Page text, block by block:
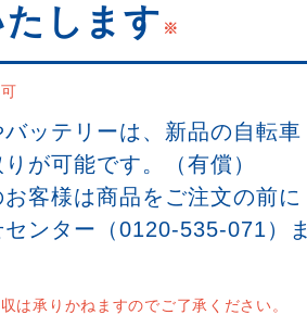
します ※
ッテリーは、新品の自転車
が可能です。（有償）
客様は商品をご注文の前に
ンター（0120-535-071）ま
は承りかねますのでご了承ください。